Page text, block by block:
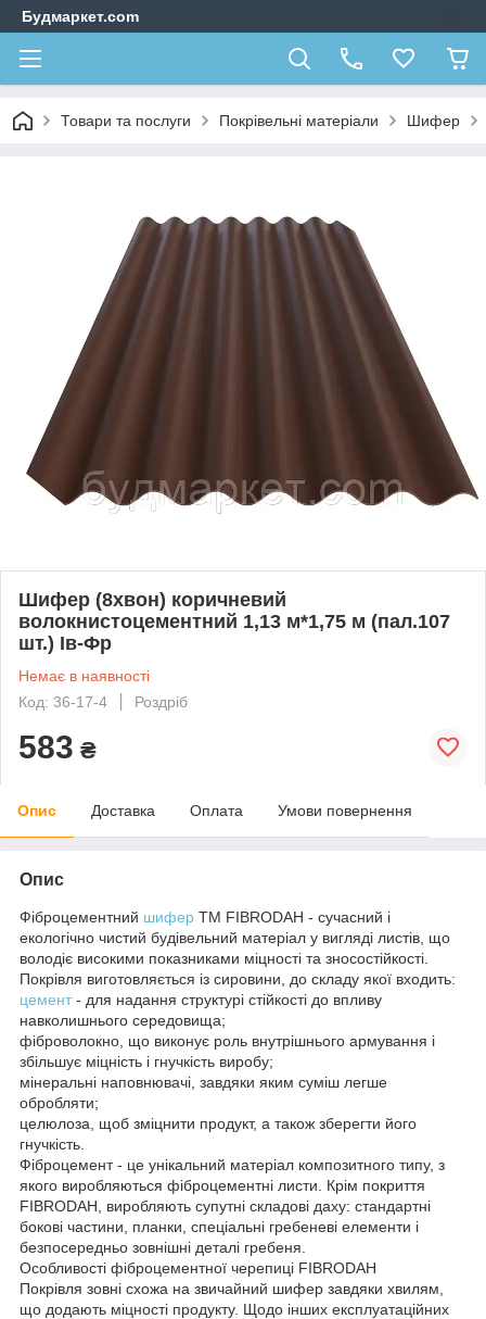
Будмаркет.com
Товари та послуги Покрівельні матеріали Шифер
Шифер (8хвон) коричневий
волокнистоцементний 1,13 м*1,75 м (пал.107
шт.) Ів-Фр
Немає в наявності
Код: 36-17-4
Роздріб
583 ₴
Опис Доставка Оплата Умови повернення
Опис
Фіброцементний шифер ТМ FIBRODAH - сучасний і
екологічно чистий будівельний матеріал у вигляді листів, що
володіє високими показниками міцності та зносостійкості.
Покрівля виготовляється із сировини, до складу якої входить:
цемент- для надання структурі стійкості до впливу
навколишнього середовища;
фіброволокно, що виконує роль внутрішнього армування і
збільшує міцність і гнучкість виробу;
мінеральні наповнювачі, завдяки яким суміш легше
обробляти;
целюлоза, щоб зміцнити продукт, а також зберегти його
гнучкість.
Фіброцемент - це унікальний матеріал композитного типу, з
якого виробляються фіброцементні листи. Крім покриття
FIBRODAH, виробляють супутні складові даху: стандартні
бокові частини, планки, спеціальні гребеневі елементи і
безпосередньо зовнішні деталі гребеня.
Особливості фіброцементної черепиці FIBRODAH
Покрівля зовні схожа на звичайний шифер завдяки хвилям,
що додають міцності продукту. Щодо інших експлуатаційних